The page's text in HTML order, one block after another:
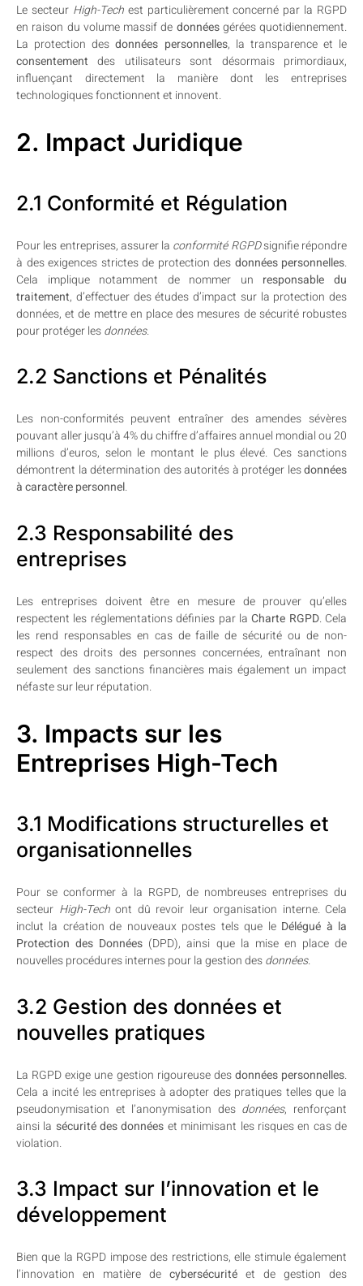
Le secteur High-Techest particulièrement concerné par la RGPD
en raison du volume massif de donnéesgérées quotidiennement.
La protection desdonnées personnelles, la transparence et le
consentement des utilisateurs sont désormais primordiaux,
influençant directement la manière dont les entreprises
technologiques fonctionnent et innovent.
2. Impact Juridique
2.1 Conformité et Régulation
Pour les entreprises, assurer la conformité RGPDsignifie répondre
à des exigences strictes de protection des données personnelles.
Cela implique notamment de nommer un responsable du
traitement, d’effectuer des études d’impact sur la protection des
données, et de mettre en place des mesures de sécurité robustes
pour protéger lesdonnées.
2.2 Sanctions et Pénalités
Les non-conformités peuvent entraîner des amendes sévères
pouvant aller jusqu’à 4% du chiffre d’affaires annuel mondial ou 20
millions d’euros, selon le montant le plus élevé. Ces sanctions
démontrent la détermination des autorités à protéger lesdonnées
à caractère personnel.
2.3 Responsabilité des
entreprises
Les entreprises doivent être en mesure de prouver qu’elles
respectent les réglementations définies par laCharte RGPD. Cela
les rend responsables en cas de faille de sécurité ou de non-
respect des droits des personnes concernées, entraînant non
seulement des sanctions financières mais également un impact
néfaste sur leur réputation.
3. Impacts sur les
Entreprises High-Tech
3.1 Modifications structurelles et
organisationnelles
Pour se conformer à la RGPD, de nombreuses entreprises du
secteur High-Techont dû revoir leur organisation interne. Cela
inclut la création de nouveaux postes tels que le Délégué à la
Protection des Données (DPD), ainsi que la mise en place de
nouvelles procédures internes pour la gestion desdonnées.
3.2 Gestion des données et
nouvelles pratiques
La RGPD exige une gestion rigoureuse desdonnées personnelles.
Cela a incité les entreprises à adopter des pratiques telles que la
pseudonymisation et l’anonymisation des données, renforçant
ainsi la sécurité des données et minimisant les risques en cas de
violation.
3.3 Impact sur l’innovation et le
développement
Bien que la RGPD impose des restrictions, elle stimule également
l’innovation en matière de cybersécurité et de gestion des